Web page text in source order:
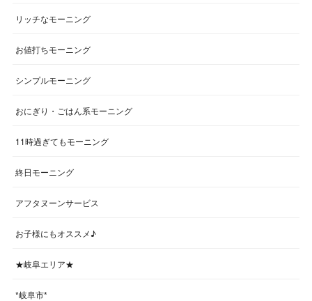
リッチなモーニング
お値打ちモーニング
シンプルモーニング
おにぎり・ごはん系モーニング
11時過ぎてもモーニング
終日モーニング
アフタヌーンサービス
お子様にもオススメ♪
★岐阜エリア★
*岐阜市*